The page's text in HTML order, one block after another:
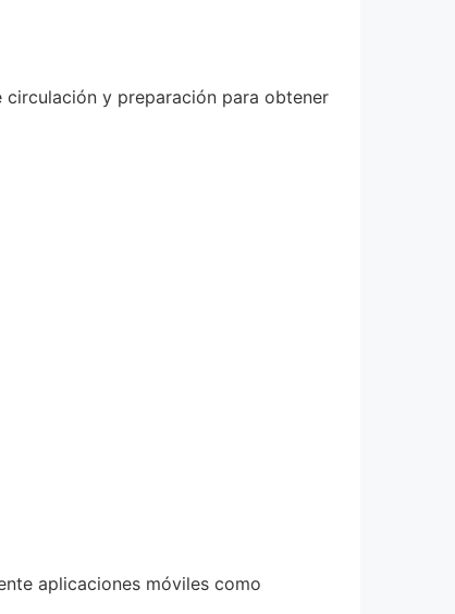
y preparación para obtener
aplicaciones móviles como